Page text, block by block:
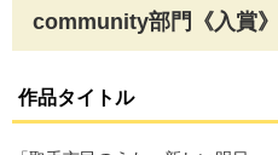
community部門《入賞》
作品タイトル